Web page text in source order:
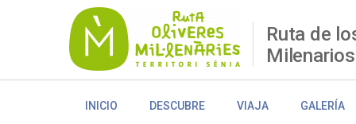
Ruta de
Milenarios
INICIO DESCUBRE VIAJA GALERÍA